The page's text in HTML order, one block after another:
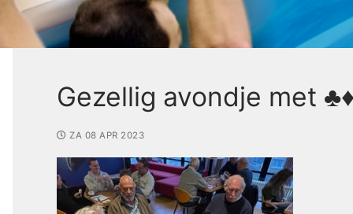
Gezellig avondje met
ZA 08 APR 2023